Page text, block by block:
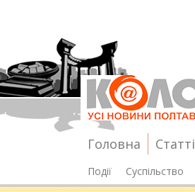
Головна Статті
Події Суспільство